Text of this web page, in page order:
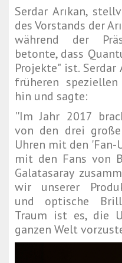
Serdar Arıkan,
des Vorstands der
während der
betonte, dass
Projekte" ist.
früheren
hin und sagte:
''Im Jahr 2017
von den drei
Uhren mit den 'Fan-
mit den Fans von
Galatasaray
wir unserer
und optische
Traum ist es, die
ganzen Welt